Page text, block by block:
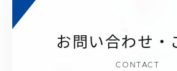
お問い合わせ・
CONTACT